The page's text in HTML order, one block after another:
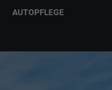
AUTOPFLEGE